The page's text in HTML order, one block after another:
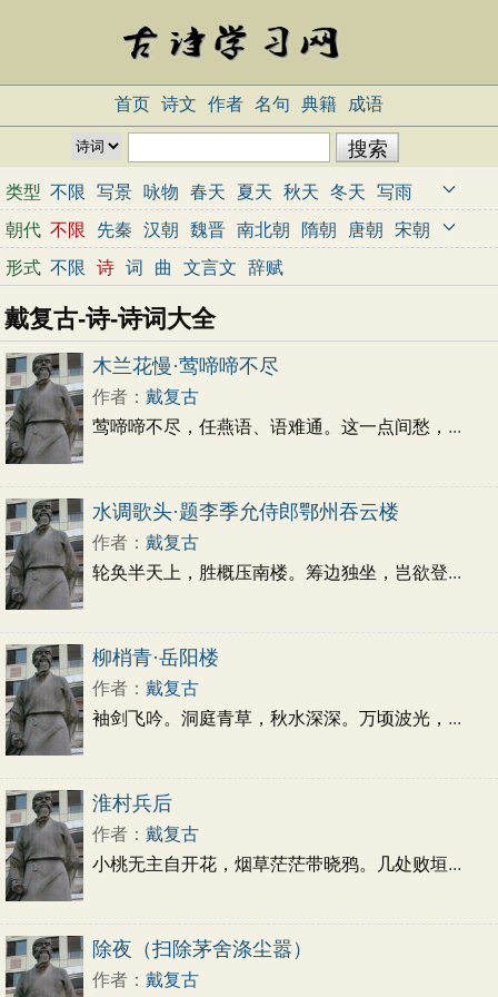
首页 诗文 作者 名句 典籍 成语
类型 不限 写景 咏物 春天 夏天 秋天 冬天
写雨
写雪
写风 写花 梅花 荷花 菊花 柳树
月亮
山水 写山 写水 长江 黄河 儿童 写鸟
写马
田园 边塞 地名 抒情 爱国 离别 送别 思乡
思念 爱情 励志 哲理
母亲 友情 战争 读书 惜时 婉约 豪放 诗经
民谣
节日 春节 元宵节 寒食节
端午节
七夕节 中秋节
咏史怀古
宋词精选 小学古诗 初中古诗
初中文言文 高中文言文
古诗十九首
唐诗三百首
古诗三百首
朝代 不限 先秦 汉朝 魏晋 南北朝 隋朝 唐朝
宋朝
元朝
明朝 清朝 近代 当代
形式 不限 诗 词 曲 文言文 辞赋
戴复古-诗-诗词大全
木兰花慢·莺啼啼不尽
作者： 戴复古
莺啼啼不尽，任燕语、语难通。这一点间愁， ...
水调歌头·题李季允侍郎鄂州吞云楼
作者： 戴复古
轮奂半天上，胜概压南楼。筹边独坐，岂欲登...
柳梢青·岳阳楼
作者： 戴复古
袖剑飞吟。洞庭青草，秋水深深。万顷波光， ...
淮村兵后
作者： 戴复古
小桃无主自开花，烟草茫茫带晓鸦。几处败垣...
除夜（扫除茅舍涤尘嚣）
作者： 戴复古